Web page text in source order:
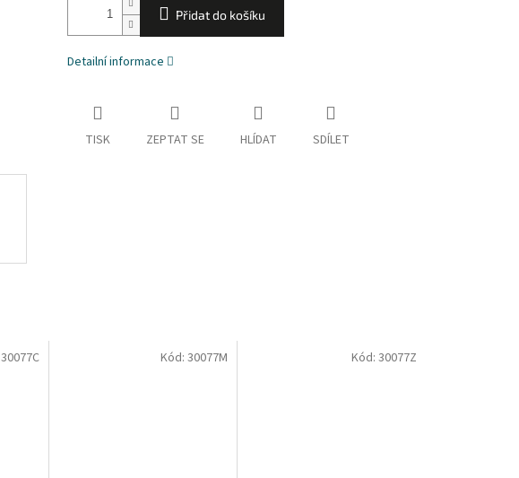
Přidat do košíku
Detailní informace
TISK ZEPTAT SE HLÍDAT SDÍLET
30077C Kód:30077M Kód: 30077Z